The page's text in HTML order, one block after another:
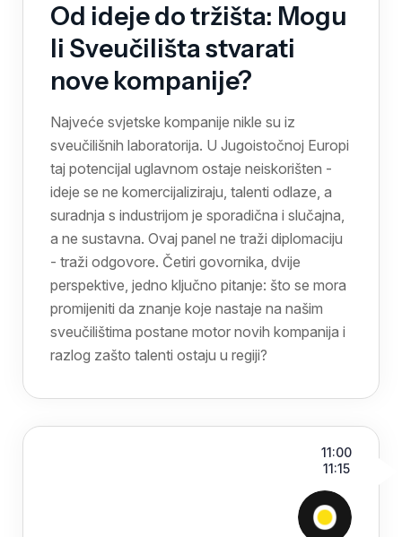
Od ideje do tržišta: Mogu
li Sveučilišta stvarati
nove kompanije?
Najveće svjetske kompanije nikle su iz
sveučilišnih laboratorija. U Jugoistočnoj Europi
taj potencijal uglavnom ostaje neiskorišten -
ideje se ne komercijaliziraju, talenti odlaze, a
suradnja s industrijom je sporadična i slučajna,
a ne sustavna. Ovaj panel ne traži diplomaciju
- traži odgovore. Četiri govornika, dvije
perspektive, jedno ključno pitanje: što se mora
promijeniti da znanje koje nastaje na našim
sveučilištima postane motor novih kompanija i
razlog zašto talenti ostaju u regiji?
11:00
11:15